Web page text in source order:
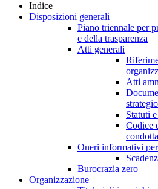
Indice
Disposizioni generali
Piano triennale per
e della trasparenza
Atti generali
Atti
Statuti
Codice
condotta
Oneri informativi
Burocrazia zero
Organizzazione